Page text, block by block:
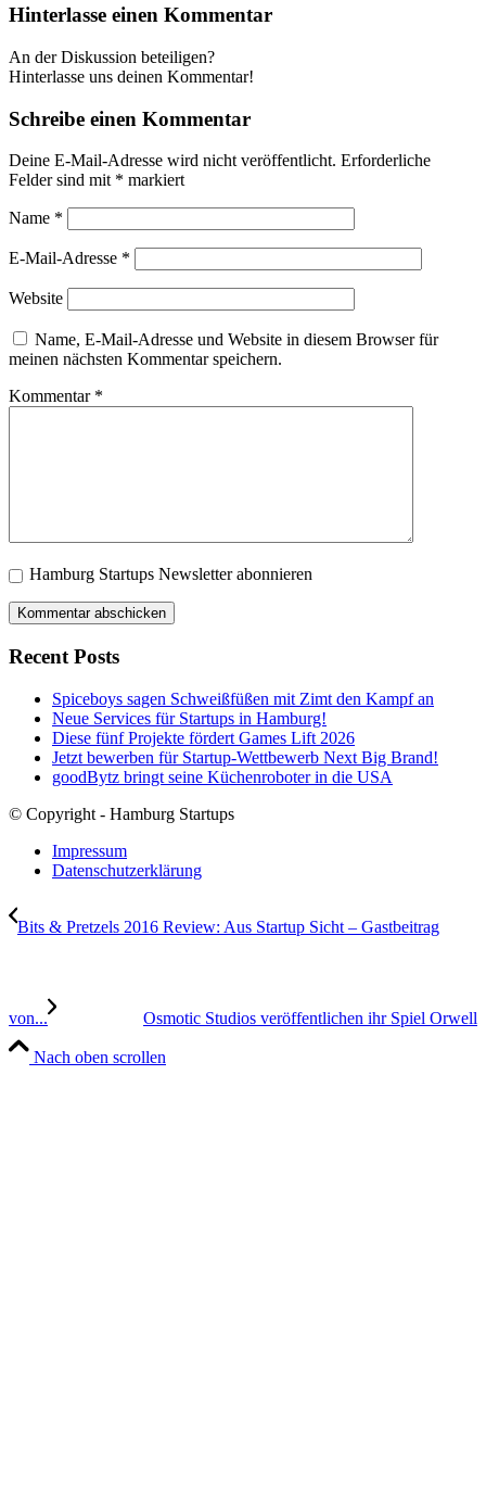
Hinterlasse einen Kommentar
An der Diskussion beteiligen?
Hinterlasse uns deinen Kommentar!
Schreibe einen Kommentar
Deine E-Mail-Adresse wird nicht veröffentlicht. Erforderliche
Felder sind mit * markiert
Name *
E-Mail-Adresse *
Website
Name, E-Mail-Adresse und Website in diesem Browser für
meinen nächsten Kommentar speichern.
Kommentar *
Hamburg Startups Newsletter abonnieren
Recent Posts
Spiceboys sagen Schweißfüßen mit Zimt den Kampf an
Neue Services für Startups in Hamburg!
Diese fünf Projekte fördert Games Lift 2026
Jetzt bewerben für Startup-Wettbewerb Next Big Brand!
goodBytz bringt seine Küchenroboter in die USA
© Copyright - Hamburg Startups
Impressum
Datenschutzerklärung
Bits & Pretzels 2016 Review: Aus Startup Sicht – Gastbeitrag
von... Osmotic Studios veröffentlichen ihr Spiel Orwell
Nach oben scrollen